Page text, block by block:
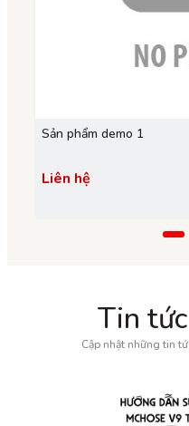
Sản phẩm demo 1
Liên hệ
Tin
Cập nhật những tin